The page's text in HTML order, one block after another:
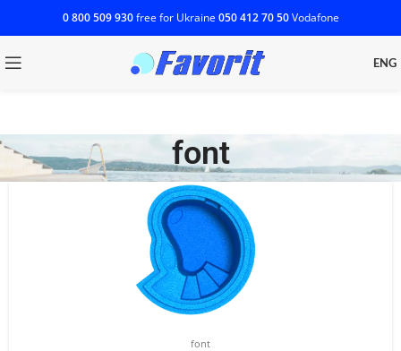
0 800 509 930free for Ukraine‎050 412 70 50Vodafone
ENG
font
font